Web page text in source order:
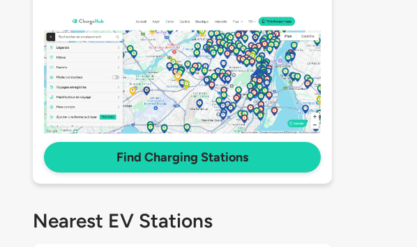
Find Charging Stations
Nearest EV Stations